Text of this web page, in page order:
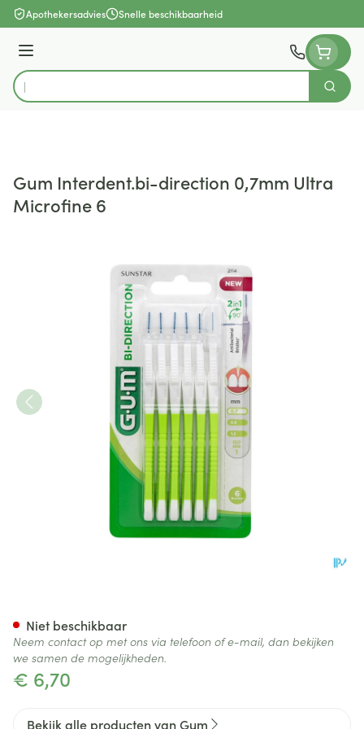
Ga naar de inhoud
Apothekersadvies Snelle beschikbaarheid
Menu
Product, merk, categorie...
Zoek
Gum Interdent.bi-direction 0,7mm Ultra
Microfine 6
€ 6,70
Niet beschikbaar
Neem contact op met ons via telefoon of e-mail, dan bekijken
we samen de mogelijkheden.
Bekijk alle producten van Gum